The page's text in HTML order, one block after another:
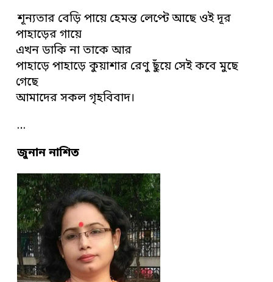
শূন্যতার বেড়ি পায়ে হেমন্ত লেপ্টে আছে ওই দূর
পাহাড়ের গায়ে
এখন ডাকি না তাকে আর
পাহাড়ে পাহাড়ে কুয়াশার রেণু ছুঁয়ে সেই কবে মুছে
গেছে
আমাদের সকল গৃহবিবাদ।
…
জুনান নাশিত